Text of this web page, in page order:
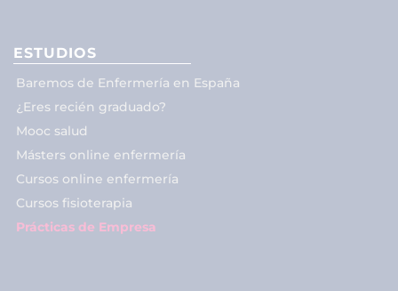
ESTUDIOS
Baremos de Enfermería en España
¿Eres recién graduado?
Mooc salud
Másters online enfermería
Cursos online enfermería
Cursos fisioterapia
Prácticas de Empresa